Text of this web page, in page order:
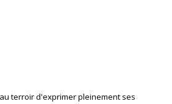
terroir d'exprimer pleinement ses